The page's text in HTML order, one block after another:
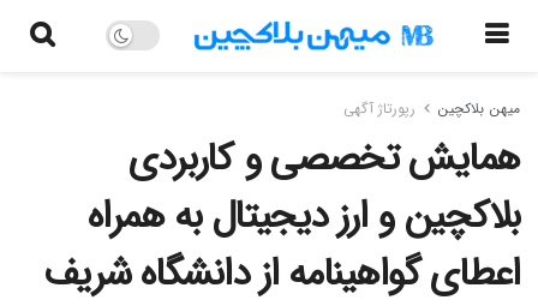
میهن بلاکچین رپورتاژ آگهی
همایش تخصصی و کاربردی
بلاکچین و ارز دیجیتال به همراه
اعطای گواهینامه از دانشگاه شریف